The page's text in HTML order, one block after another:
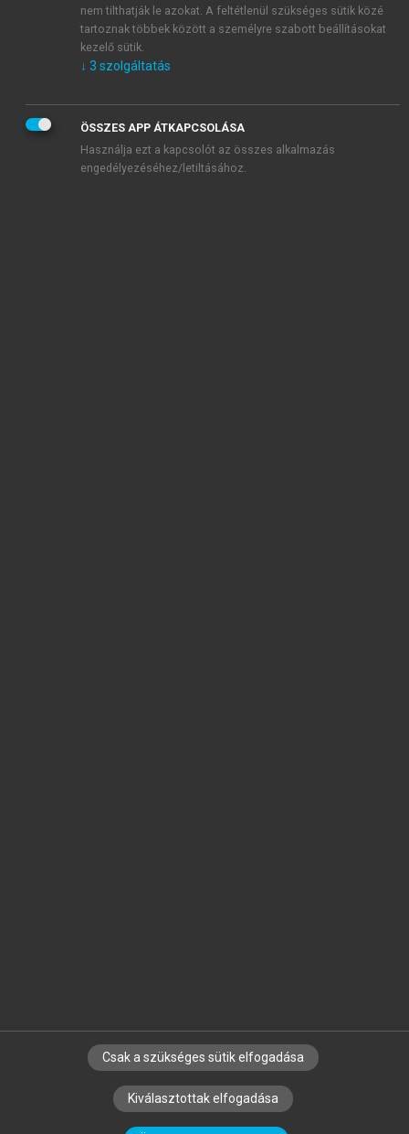
mersz.huoldalak licencszerződéseiben foglaltakat
tudomásul veszem és elfogadom.
KIPRÓBÁLOM
SZERZŐKNEK CÉGEKNEK KÖNYVTÁROSOKNAK
SZERKESZTÉSI ÉS LEKTORÁLÁSI ALAPELVEK
nem tilthatják le azokat. A feltétlenül szükséges sütik közé
tartoznak többek között a személyre szabott beállításokat
kezelő sütik.
↓ 3 szolgáltatás
ÖSSZES APP ÁTKAPCSOLÁSA
Használja ezt a kapcsolót az összes alkalmazás
engedélyezéséhez/letiltásához.
Csak a szükséges sütik elfogadása
Kiválasztottak elfogadása